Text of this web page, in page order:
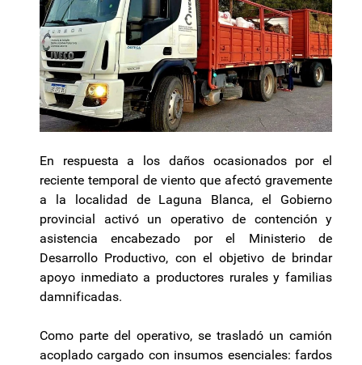
En respuesta a los daños ocasionados por el
reciente temporal de viento que afectó gravemente
a la localidad de Laguna Blanca, el Gobierno
provincial activó un operativo de contención y
asistencia encabezado por el Ministerio de
Desarrollo Productivo, con el objetivo de brindar
apoyo inmediato a productores rurales y familias
damnificadas.
Como parte del operativo, se trasladó un camión
acoplado cargado con insumos esenciales: fardos